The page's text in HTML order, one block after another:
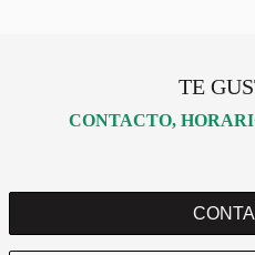
TE
CONTACTO,